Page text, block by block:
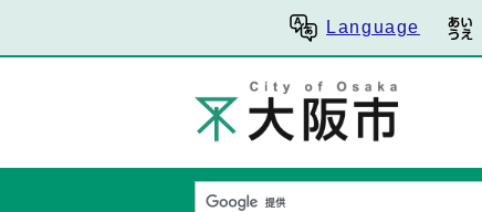
Language